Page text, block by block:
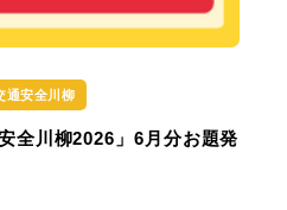
通安全川柳
全川柳2026」6月分お題発